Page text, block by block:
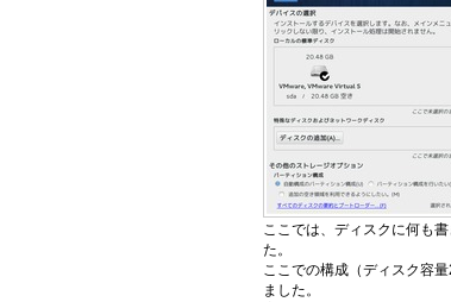
ここでは、ディスクに何も
た。
ここでの構成（ディスク容
ました。